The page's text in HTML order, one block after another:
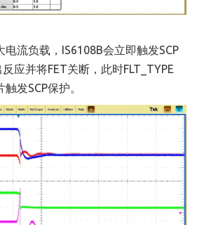
流负载，IS6108B会立即触发SCP
应并将FET关断，此时FLT_TYPE
发SCP保护。